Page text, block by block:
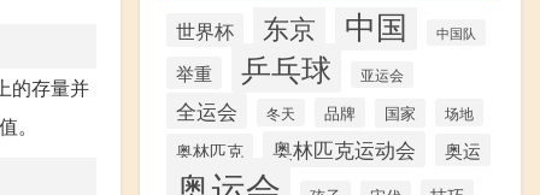
的存量并
。
世界杯 东京 中国 中国队
举重 乒乓球 亚运会
全运会 冬天 品牌 国家 场地
奥林匹克 奥林匹克运动会 奥运